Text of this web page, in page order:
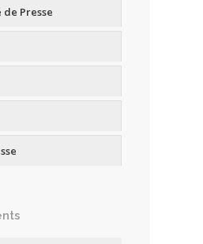
Presse